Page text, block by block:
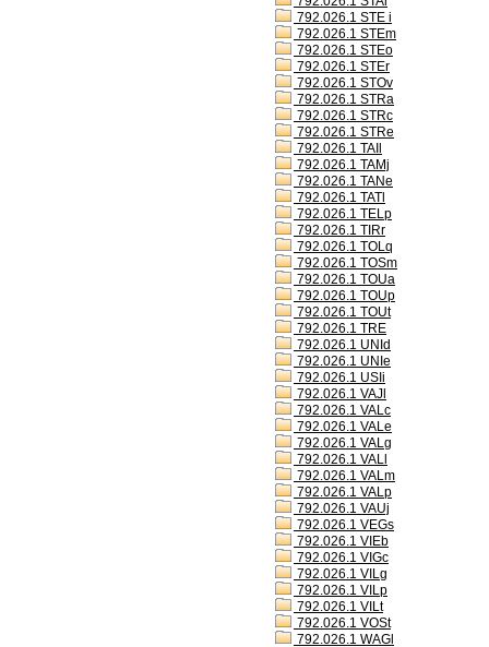
792.026.1 STE i
792.026.1 STEm
792.026.1 STEo
792.026.1 STEr
792.026.1 STOv
792.026.1 STRa
792.026.1 STRc
792.026.1 STRe
792.026.1 TAIl
792.026.1 TAMj
792.026.1 TANe
792.026.1 TATl
792.026.1 TELp
792.026.1 TIRr
792.026.1 TOLq
792.026.1 TOSm
792.026.1 TOUa
792.026.1 TOUp
792.026.1 TOUt
792.026.1 TRE
792.026.1 UNId
792.026.1 UNIe
792.026.1 USIi
792.026.1 VAJl
792.026.1 VALc
792.026.1 VALe
792.026.1 VALg
792.026.1 VALl
792.026.1 VALm
792.026.1 VALp
792.026.1 VAUj
792.026.1 VEGs
792.026.1 VIEb
792.026.1 VIGc
792.026.1 VILg
792.026.1 VILp
792.026.1 VILt
792.026.1 VOSt
792.026.1 WAGl